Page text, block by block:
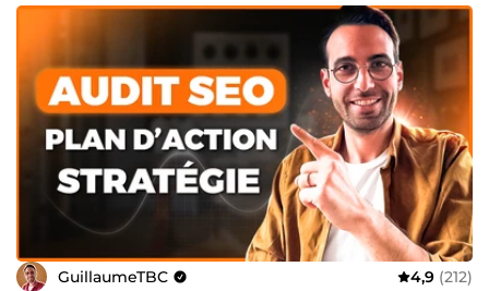
GuillaumeTBC 4,9 (212)